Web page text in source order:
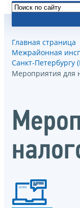
Главная страница
Межрайонная
Санкт-Петербургу
Мероприятия для